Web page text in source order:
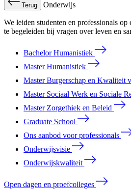
Terug Onderwijs
We leiden studenten en professionals op
te begeleiden bij vragen over leven en
Bachelor Humanistiek
Master Humanistiek
Master Burgerschap en Kwaliteit
Master Sociaal Werk en Sociale
Master Zorgethiek en Beleid
Graduate School
Ons aanbod voor professionals
Onderwijsvisie
Onderwijskwaliteit
Open dagen en proefcolleges